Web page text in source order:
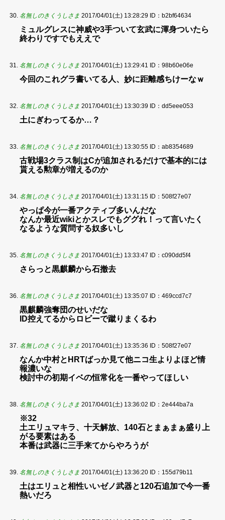
名無しのきくうしさま 2017/04/01(土) 13:28:29 ID：b2bf64634
ミュルグレスに神威や3手ついて玄武に渾身ついたら
終わりですでもええで
名無しのきくうしさま 2017/04/01(土) 13:29:41 ID：98b60e06e
今回のこれグラ書いてる人、妙に距離感ちけーなｗ
名無しのきくうしさま 2017/04/01(土) 13:30:39 ID：dd5eee053
土にぎわってるか…？
名無しのきくうしさま 2017/04/01(土) 13:30:55 ID：ab8354689
古戦場3クラス制はCが追加されるだけで基本的には
貰える勲章が増えるのか
名無しのきくうしさま 2017/04/01(土) 13:31:15 ID：508f27e07
やっぱ今が一番アクティブ多いんだな
なんか最近wikiとかスレでもググれ！って言いたく
なるような質問する奴多いし
名無しのきくうしさま 2017/04/01(土) 13:33:47 ID：c090dd5f4
さらっと黒麒麟から石撤去
名無しのきくうしさま 2017/04/01(土) 13:35:07 ID：469ccd7c7
黒麒麟強奪団のせいだな
ID控えてるからロビーで蹴りまくるわ
名無しのきくうしさま 2017/04/01(土) 13:35:36 ID：508f27e07
なんか中村とHRTばっか見て他ニコ生よりよほど情
報濃いな
検討中の初期イベの恒常化を一番やってほしい
名無しのきくうしさま 2017/04/01(土) 13:36:02 ID：2e444ba7a
※32
土エリュマキラ、十天解放、140石とまぁまぁ盛り上
がる要素はある
本番は武器に三手来てからやろうが
名無しのきくうしさま 2017/04/01(土) 13:36:20 ID：155d79b11
土はエリュと相性いいゼノ武器と120石追加で今一番
熱いだろ